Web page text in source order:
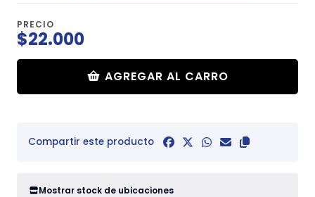
PRECIO
$22.000
AGREGAR AL CARRO
Compartir este producto
Mostrar stock de ubicaciones